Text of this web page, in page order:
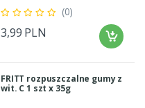
(0)
3,99 PLN
FRITT rozpuszczalne gumy z
wit. C 1 szt x 35g